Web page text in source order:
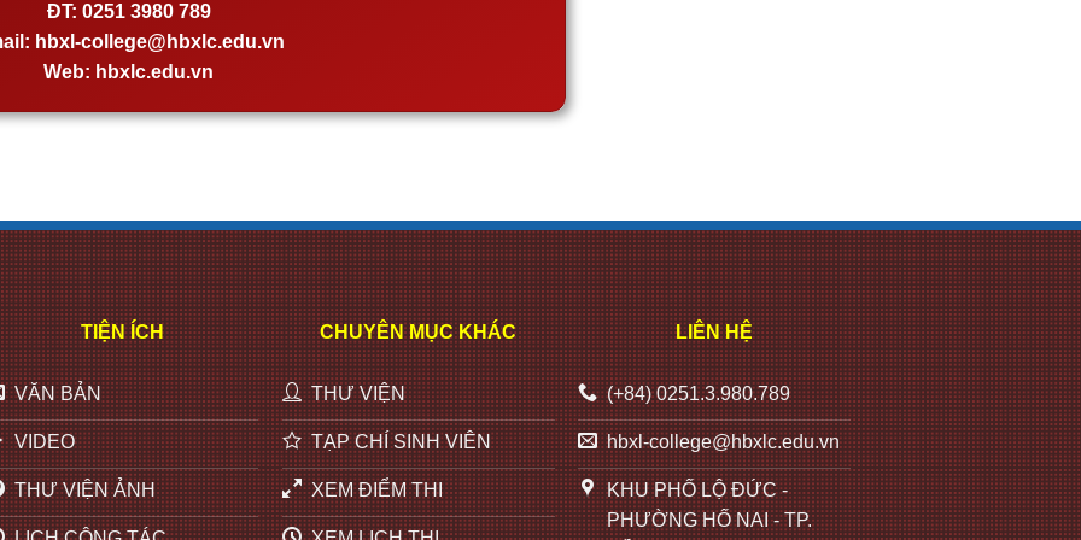
ĐT: 0251 3980 789
hbxl-college@hbxlc.edu.vn
Web: hbxlc.edu.vn
TIỆN ÍCH
VĂN BẢN
VIDEO
THƯ VIỆN ẢNH
CHUYÊN MỤC KHÁC
THƯ VIỆN
TẠP CHÍ SINH VIÊN
XEM ĐIỂM THI
LIÊN HỆ
(+84) 0251.3.980.789
hbxl-college@hbxlc.edu.vn
KHU PHỐ LỘ ĐỨC -
PHƯỜNG HỐ NAI - TP.